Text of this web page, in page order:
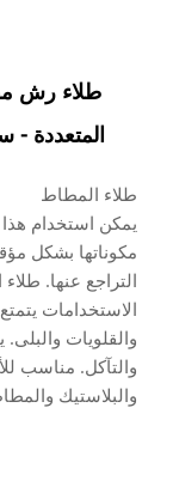
طلاء رش
المتعددة -
طلاء المطاط
يمكن استخدام هذا
مكوناتها بشكل
التراجع عنها.
الاستخدامات
والقلويات والبلى.
والتآكل. مناسب
والبلاستيك